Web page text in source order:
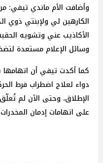
وأضافت الأم ماندي
الكارهين لي ولإبنتي ذوي
الأكاذيب عني وتشويه
وسائل الإعلام مستعدة
كما أكدت تيفي أن اتهامها
دواء لعلاج اضطراب فرط
الإطلاق، وحتى الآن لم تُعلّق
على اتهامات إدمان